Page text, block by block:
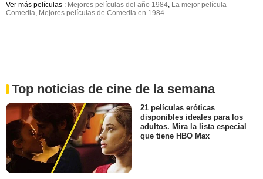
Ver más películas : Mejores películas del año 1984, La mejor película
Comedia, Mejores películas de Comedia en 1984.
Top noticias de cine de la semana
21 películas eróticas
disponibles ideales para los
adultos. Mira la lista especial
que tiene HBO Max